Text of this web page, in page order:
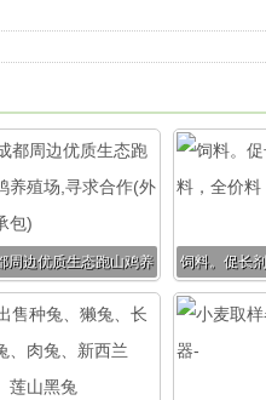
周边优质生态跑山鸡养
,寻求合作(外租承包)
饲料。促长